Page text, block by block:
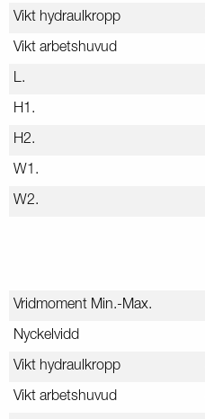
Vikt hydraulkropp
Vikt arbetshuvud
L.
H1.
H2.
W1.
W2.
Vridmoment Min.-Max.
Nyckelvidd
Vikt hydraulkropp
Vikt arbetshuvud